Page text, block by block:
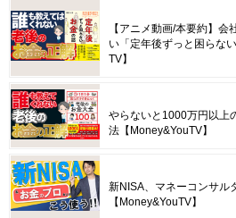
【アニメ動画/本要約】
い「定年後ずっと困らな
TV】
やらないと1000万円以上
法【Money&YouTV】
新NISA、マネーコンサル
【Money&YouTV】